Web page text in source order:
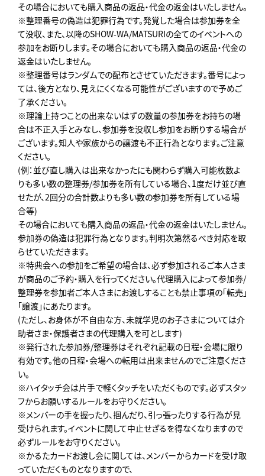
その場合においても購入商品の返品・代金の返金はいたしません。
※整理番号の偽造は犯罪行為です。発覚した場合は参加券を全
て没収、また、以降のSHOW-WA/MATSURIの全てのイベントへの
参加をお断りします。その場合においても購入商品の返品・代金の
返金はいたしません。
※整理番号はランダムでの配布とさせていただきます。番号によっ
ては、後方となり、見えにくくなる可能性がございますので予めご
了承ください。
※理論上持つことの出来ないはずの数量の参加券をお持ちの場
合は不正入手とみなし、参加券を没収し参加をお断りする場合が
ございます。知人や家族からの譲渡も不正行為となります。ご注意
ください。
(例：並び直し購入は出来なかったにも関わらず購入可能枚数よ
りも多い数の整理券/参加券を所有している場合、1度だけ並び直
せたが、2回分の合計数よりも多い数の参加券を所有している場
合等)
その場合においても購入商品の返品・代金の返金はいたしません。
参加券の偽造は犯罪行為となります。判明次第然るべき対応を取
らせていただきます。
※特典会への参加をご希望の場合は、必ず参加されるご本人さま
が商品のご予約・購入を行ってください。代理購入によって参加券/
整理券を参加者ご本人さまにお渡しすることも禁止事項の「転売」
「譲渡」にあたります。
(ただし、お身体が不自由な方、未就学児のお子さまについては介
助者さま・保護者さまの代理購入を可とします)
※発行された参加券/整理券はそれぞれ記載の日程・会場に限り
有効です。他の日程・会場への転用は出来ませんのでご注意くださ
い。
※ハイタッチ会は片手で軽くタッチをいただくものです。必ずスタッ
フからお願いするルールをお守りください。
※メンバーの手を握ったり、掴んだり、引っ張ったりする行為が見
受けられます。イベントに関して中止せざるを得なくなりますので
必ずルールをお守りください。
※かるたカードお渡し会に関しては、メンバーからカードを受け取
っていただくものとなりますので、